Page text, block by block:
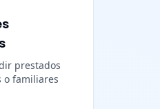
prestados
o familiares